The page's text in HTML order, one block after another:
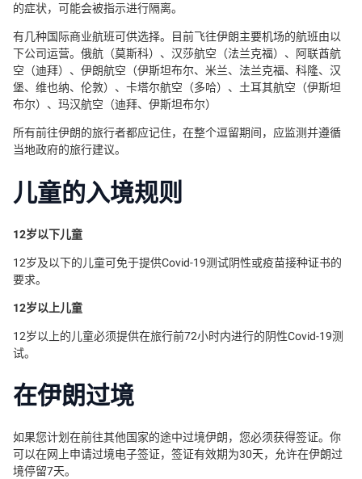
的症状，可能会被指示进行隔离。
有几种国际商业航班可供选择。目前飞往伊朗主要机场的航班由以
下公司运营。俄航（莫斯科）、汉莎航空（法兰克福）、阿联酋航
空（迪拜）、伊朗航空（伊斯坦布尔、米兰、法兰克福、科隆、汉
堡、维也纳、伦敦）、卡塔尔航空（多哈）、土耳其航空（伊斯坦
布尔）、玛汉航空（迪拜、伊斯坦布尔）
所有前往伊朗的旅行者都应记住，在整个逗留期间，应监测并遵循
当地政府的旅行建议。
儿童的入境规则
12岁以下儿童
12岁及以下的儿童可免于提供Covid-19测试阴性或疫苗接种证书的
要求。
12岁以上儿童
12岁以上的儿童必须提供在旅行前72小时内进行的阴性Covid-19测
试。
在伊朗过境
如果您计划在前往其他国家的途中过境伊朗，您必须获得签证。你
可以在网上申请过境电子签证，签证有效期为30天，允许在伊朗过
境停留7天。